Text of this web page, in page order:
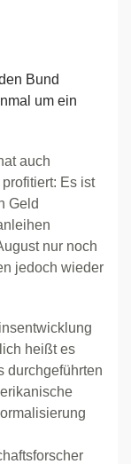
Bund
um ein
auch
Es ist
Geld
nur noch
jedoch wieder
heißt es
durchgeführten